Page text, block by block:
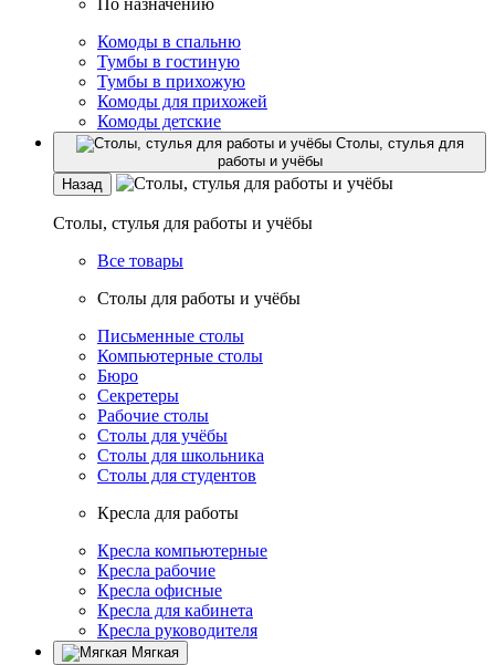
По назначению
Комоды в спальню
Тумбы в гостиную
Тумбы в прихожую
Комоды для прихожей
Комоды детские
Столы, стулья для
работы и учёбы
Назад
Столы, стулья для работы и учёбы
Все товары
Столы для работы и учёбы
Письменные столы
Компьютерные столы
Бюро
Секретеры
Рабочие столы
Столы для учёбы
Столы для школьника
Столы для студентов
Кресла для работы
Кресла компьютерные
Кресла рабочие
Кресла офисные
Кресла для кабинета
Кресла руководителя
Мягкая